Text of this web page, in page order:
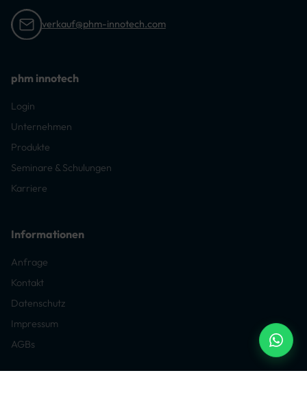
verkauf@phm-innotech.com
phm innotech
Login
Unternehmen
Produkte
Seminare & Schulungen
Karriere
Informationen
Anfrage
Kontakt
Datenschutz
Impressum
AGBs